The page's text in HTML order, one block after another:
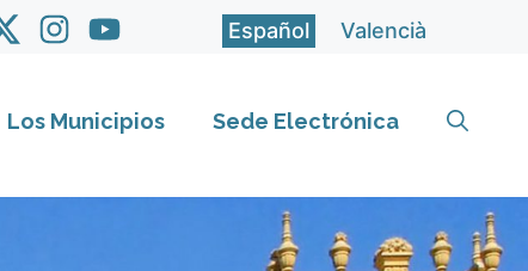
Español Valencià
Los Municipios Sede Electrónica